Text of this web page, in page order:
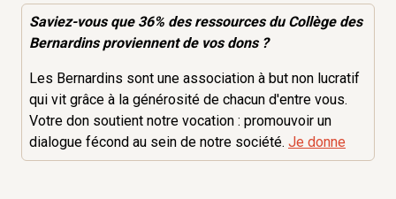
Saviez-vous que 36% desressourcesdu Collège des
Bernardins proviennent de vos dons ?
Les Bernardins sont une association à but non lucratif
qui vit grâce à la générosité de chacun d'entre vous.
Votre don soutient notre vocation : promouvoir un
dialogue fécond au sein de notre société. Je donne